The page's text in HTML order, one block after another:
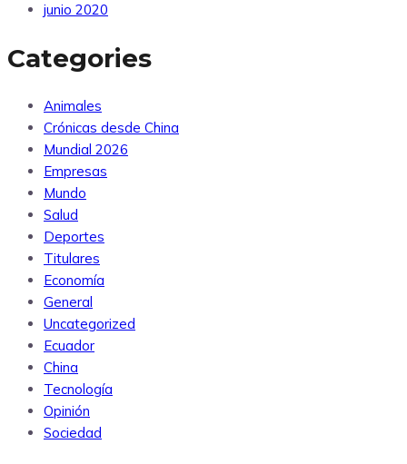
junio 2020
Categories
Animales
Crónicas desde China
Mundial 2026
Empresas
Mundo
Salud
Deportes
Titulares
Economía
General
Uncategorized
Ecuador
China
Tecnología
Opinión
Sociedad